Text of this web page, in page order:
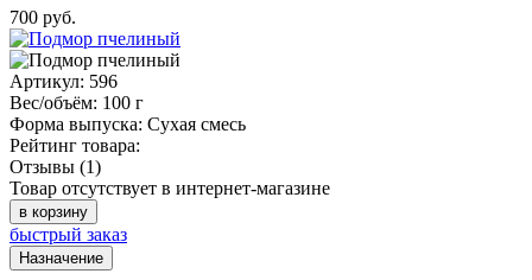
700 руб.
Артикул: 596
Вес/объём: 100 г
Форма выпуска: Сухая смесь
Рейтинг товара:
Отзывы (1)
Товар отсутствует в интернет-магазине
в корзину
быстрый заказ
Назначение